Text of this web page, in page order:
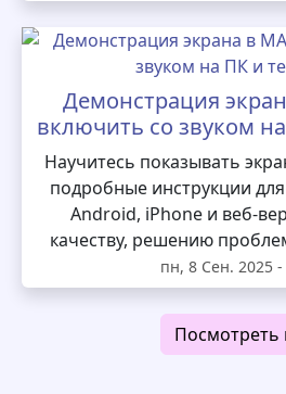
Демонстрация
включить со звуком
Научитесь показывать
подробные инструкции
Android, iPhone и веб-
качеству, решению
пн, 8 Сен. 2025 -
Посмотреть